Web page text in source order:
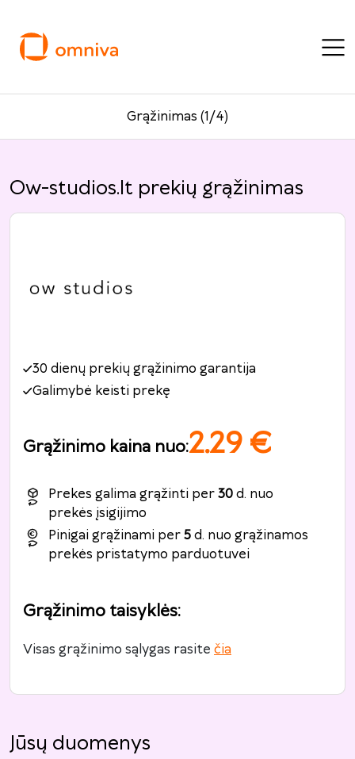
Grąžinimas (1/4)
Ow-studios.lt prekių grąžinimas
30 dienų prekių grąžinimo garantija
Galimybė keisti prekę
Grąžinimo kaina nuo:2.29 €
Prekes galima grąžinti per30d. nuo
prekės įsigijimo
Pinigai grąžinami per5d. nuo grąžinamos
prekės pristatymo parduotuvei
Grąžinimo taisyklės:
Visas grąžinimo sąlygas rasite čia
Jūsų duomenys